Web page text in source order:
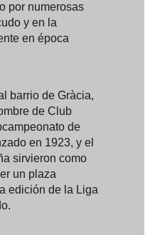
por numerosas
y en la
en época
barrio de Gràcia,
de Club
de
en 1923, y el
sirvieron como
un plaza
edición de la Liga